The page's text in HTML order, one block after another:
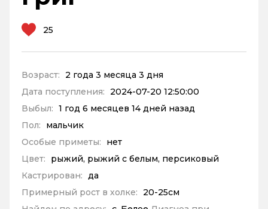
25
Возраст:
2 года 3 месяца 3 дня
Дата поступления:
2024-07-20 12:50:00
Выбыл: 1 год 6 месяцев 14 дней назад
Пол:
мальчик
Особые приметы:
нет
Цвет:
рыжий, рыжий с белым, персиковый
Кастрирован: да
Примерный рост в холке:
20-25см